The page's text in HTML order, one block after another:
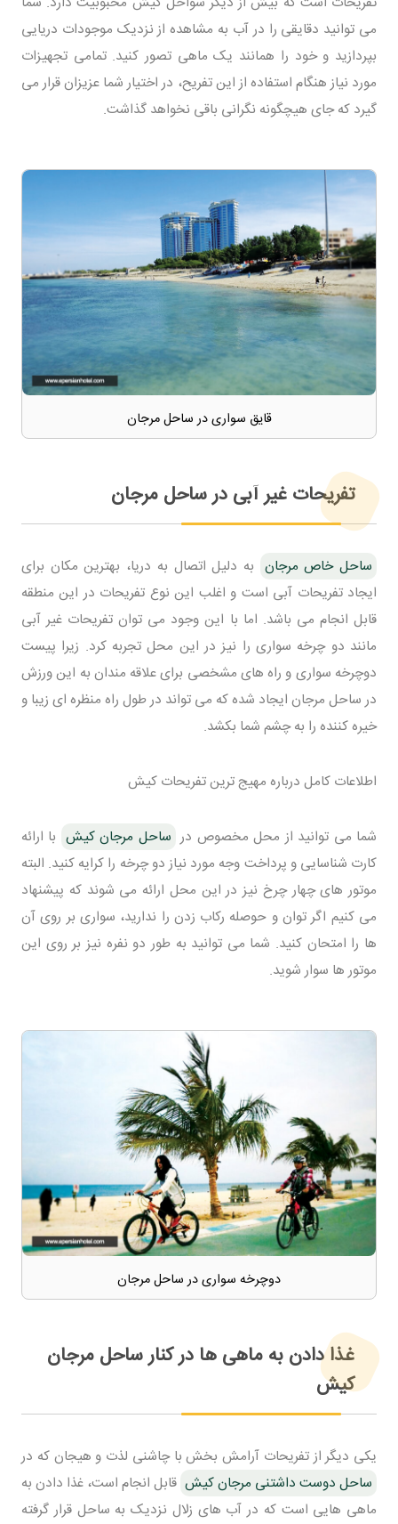
می توانید دقایقی را در آب به مشاهده از نزدیک موجودات دریایی
بپردازید و خود را همانند یک ماهی تصور کنید. تمامی تجهیزات
مورد نیاز هنگام استفاده از این تفریح، در اختیار شما عزیزان قرار می
گیرد که جای هیچگونه نگرانی باقی نخواهد گذاشت.
قایق سواری در ساحل مرجان
تفریحات غیر آبی در ساحل مرجان
ساحل خاص مرجان به دلیل اتصال به دریا، بهترین مکان برای
ایجاد تفریحات آبی است و اغلب این نوع تفریحات در این منطقه
قابل انجام می باشد. اما با این وجود می توان تفریحات غیر آبی
مانند دو چرخه سواری را نیز در این محل تجربه کرد. زیرا پیست
دوچرخه سواری و راه های مشخصی برای علاقه مندان به این ورزش
در ساحل مرجان ایجاد شده که می تواند در طول راه منظره ای زیبا و
خیره کننده را به چشم شما بکشد.
اطلاعات کامل درباره مهیج ترین تفریحات کیش
شما می توانید از محل مخصوص در ساحل مرجان کیش با ارائه
کارت شناسایی و پرداخت وجه مورد نیاز دو چرخه را کرایه کنید. البته
موتور های چهار چرخ نیز در این محل ارائه می شوند که پیشنهاد
می کنیم اگر توان و حوصله رکاب زدن را ندارید، سواری بر روی آن
ها را امتحان کنید. شما می توانید به طور دو نفره نیز بر روی این
موتور ها سوار شوید.
دوچرخه سواری در ساحل مرجان
غذا دادن به ماهی ها در کنار ساحل مرجان
کیش
یکی دیگر از تفریحات آرامش بخش با چاشنی لذت و هیجان که در
ساحل دوست داشتنی مرجان کیش قابل انجام است، غذا دادن به
ماهی هایی است که در آب های زلال نزدیک به ساحل قرار گرفته